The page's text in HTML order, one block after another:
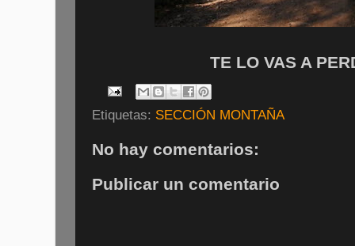
TE LO VAS A
Etiquetas: SECCIÓN MONTAÑA
No hay comentarios:
Publicar un comentario